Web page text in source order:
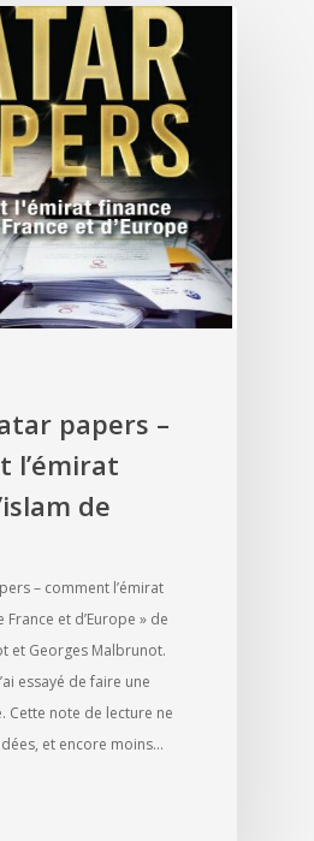
papers –
l’émirat
de
– comment l’émirat
France et d’Europe » de
et Georges Malbrunot.
essayé de faire une
Cette note de lecture ne
et encore moins…